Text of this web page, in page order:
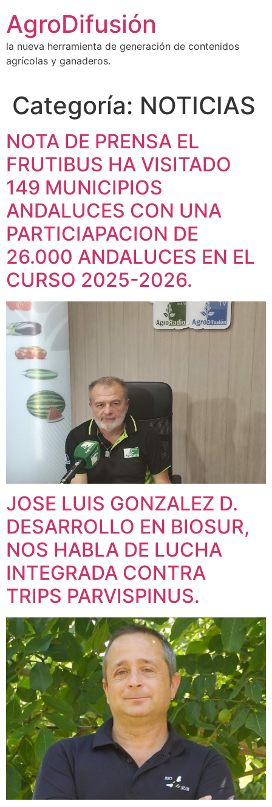
contenido
AgroDifusión
la nueva herramienta de generación de contenidos
agrícolas y ganaderos.
Categoría: NOTICIAS
NOTA DE PRENSA EL
FRUTIBUS HA VISITADO
149 MUNICIPIOS
ANDALUCES CON UNA
PARTICIAPACION DE
26.000 ANDALUCES EN EL
CURSO 2025-2026.
JOSE LUIS GONZALEZ D.
DESARROLLO EN BIOSUR,
NOS HABLA DE LUCHA
INTEGRADA CONTRA
TRIPS PARVISPINUS.